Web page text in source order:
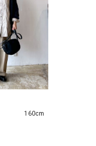
upper hights（アッパーハイ
+phenix（フェニックス）
WILD THINGS（ワイルドシ
160cm